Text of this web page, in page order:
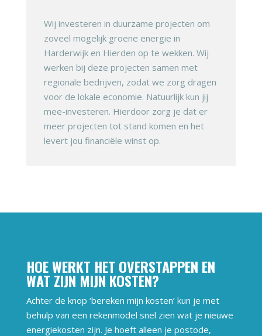
Wij investeren in duurzame projecten om
zoveel mogelijk groene energie in
Harderwijk en Hierden op te wekken. Wij
werken bij deze projecten samen met
regionale bedrijven, zodat we zorg dragen
voor de lokale economie. Natuurlijk kun jij
mee-investeren. Hierdoor zorg je dat er
meer projecten tot stand komen en het
levert jou financiële winst op.
HOE WERKT HET OVERSTAPPEN EN
WAT ZIJN MIJN KOSTEN?
Achter de knop ‘bereken mijn kosten’ kun je met
behulp van een rekenmodel snel zien wat je nieuwe
energiekosten zijn. Je hoeft alleen je postode,